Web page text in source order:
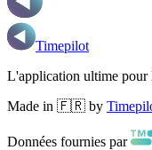
Timepilot
L'application ultime pour
Made in 🇫🇷 by
Données fournies par